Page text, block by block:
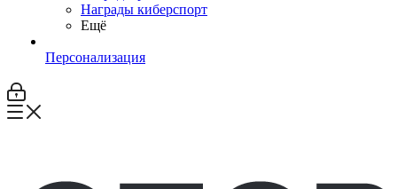
Награды киберспорт
Ещё
Персонализация